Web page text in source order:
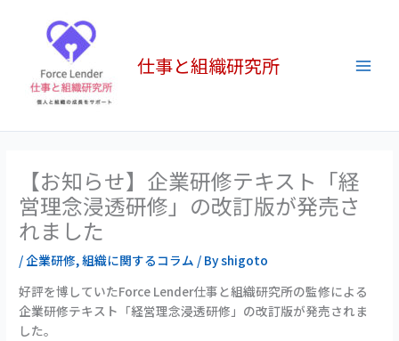
プ
仕事と組織研究所
【お知らせ】企業研修テキスト「経
営理念浸透研修」の改訂版が発売さ
れました
/企業研修,組織に関するコラム / Byshigoto
好評を博していたForce Lender仕事と組織研究所の監修による
企業研修テキスト「経営理念浸透研修」の改訂版が発売されま
した。